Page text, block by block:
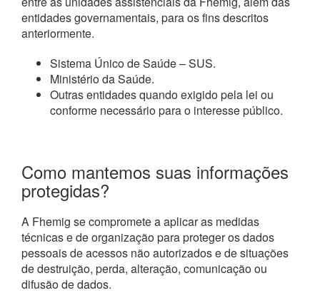
entidades governamentais, para os fins descritos
anteriormente.
Sistema Único de Saúde – SUS.
Ministério da Saúde.
Outras entidades quando exigido pela lei ou
conforme necessário para o interesse público.
Como mantemos suas informações
protegidas?
A Fhemig se compromete a aplicar as medidas
técnicas e de organização para proteger os dados
pessoais de acessos não autorizados e de situações
de destruição, perda, alteração, comunicação ou
difusão de dados.